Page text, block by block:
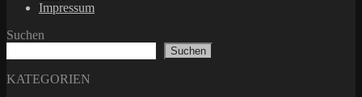
Impressum
Suchen
Suchen
KATEGORIEN